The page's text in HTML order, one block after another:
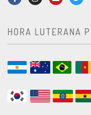
HORA LUTERANA